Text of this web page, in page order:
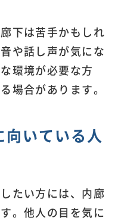
下は苦手かもしれ
や話し声が気にな
環境が必要な方
場合があります。
向いている人
たい方には、内廊
。他人の目を気に